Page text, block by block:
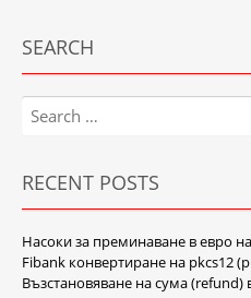
SEARCH
Search
for:
RECENT POSTS
Насоки за преминаване в евро
Fibank конвертиране на pkcs12
Възстановяване на сума